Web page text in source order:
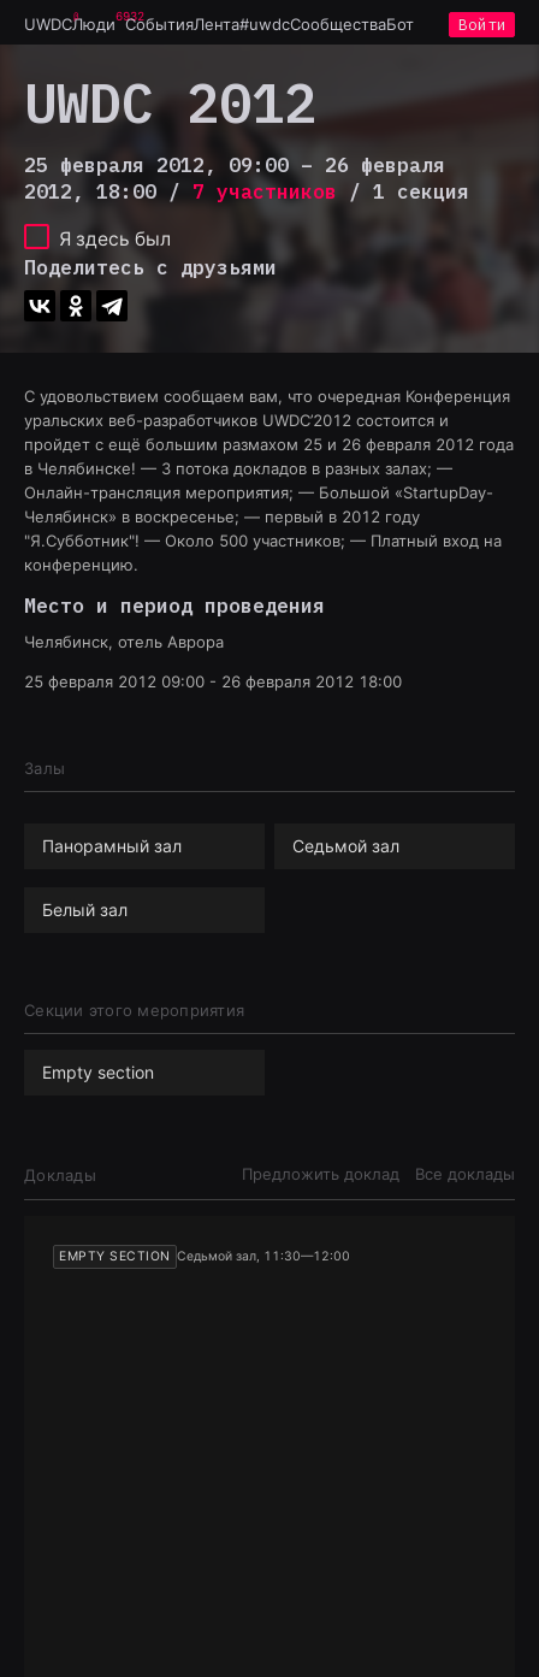
UWDCЛюди6932
СобытияЛента#uwdcСообществаБот Войти
UWDC 2012
25 февраля 2012, 09:00 – 26 февраля
2012, 18:00 / 7 участников / 1 секция
Я здесь был
Поделитесь с друзьями
С удовольствием сообщаем вам, что очередная Конференция
уральских веб-разработчиков UWDC’2012 состоится и
пройдет с ещё большим размахом 25 и 26 февраля 2012 года
в Челябинске! — 3 потока докладов в разных залах; —
Онлайн-трансляция мероприятия; — Большой «StartupDay-
Челябинск» в воскресенье; — первый в 2012 году
"Я.Субботник"! — Около 500 участников; — Платный вход на
конференцию.
Место и период проведения
Челябинск, отель Аврора
25 февраля 2012 09:00 - 26 февраля 2012 18:00
Залы
Панорамный зал Седьмой зал
Белый зал
Секции этого мероприятия
Empty section
Доклады Предложить доклад Все доклады
EMPTY SECTION Седьмой зал, 11:30—12:00